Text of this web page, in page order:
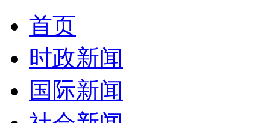
首页
时政新闻
国际新闻